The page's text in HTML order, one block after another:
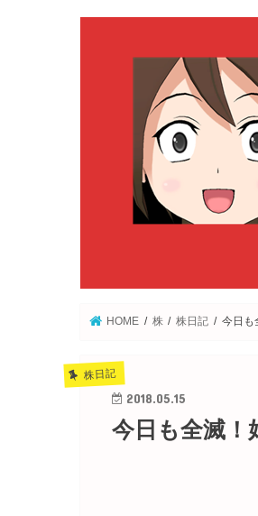
HOME 株 株日記 今日も
株日記
2018.05.15
今日も全滅！